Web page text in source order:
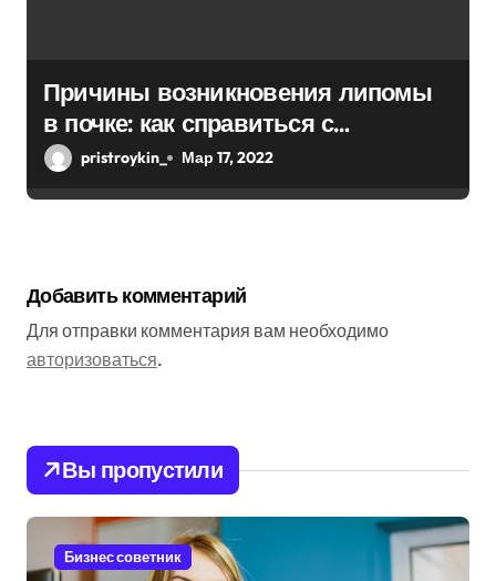
Причины возникновения липомы
в почке: как справиться с
болезнью
pristroykin_ Мар 17, 2022
Добавить комментарий
Для отправки комментария вам необходимо
авторизоваться.
Вы пропустили
Бизнес советник